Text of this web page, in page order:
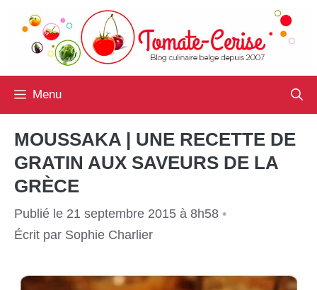
contenu
Menu
MOUSSAKA | UNE RECETTE DE
GRATIN AUX SAVEURS DE LA
GRÈCE
Publié le 21 septembre 2015 à 8h58 •
Écrit par Sophie Charlier